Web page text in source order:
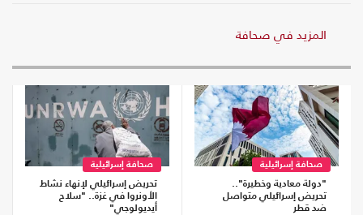
المزيد في صحافة
صحافة إسرائيلية
"دولة معادية وخطيرة"..
تحريض إسرائيلي متواصل
ضد قطر
صحافة إسرائيلية
تحريض إسرائيلي لإنهاء نشاط
الأونروا في غزة.. "سلاح
أيديولوجي"